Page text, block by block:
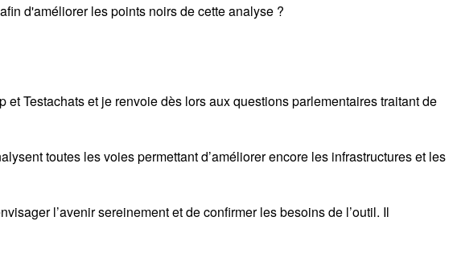
d'améliorer les points noirs de cette analyse ?
Testachats et je renvoie dès lors aux questions parlementaires traitant de
toutes les voies permettant d’améliorer encore les infrastructures et les
l’avenir sereinement et de confirmer les besoins de l’outil. Il